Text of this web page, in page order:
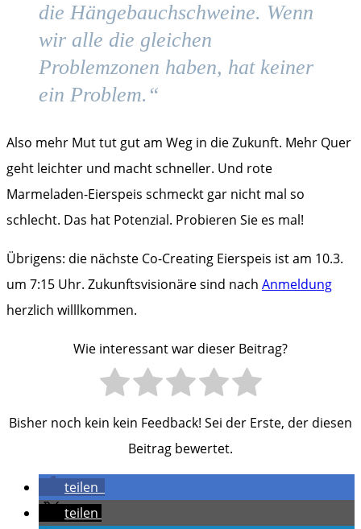
die Hängebauchschweine. Wenn
wir alle die gleichen
Problemzonen haben, hat keiner
ein Problem.“
Also mehr Mut tut gut am Weg in die Zukunft. Mehr Quer
geht leichter und macht schneller. Und rote
Marmeladen-Eierspeis schmeckt gar nicht mal so
schlecht. Das hat Potenzial. Probieren Sie es mal!
Übrigens: die nächste Co-Creating Eierspeis ist am 10.3.
um 7:15 Uhr. Zukunftsvisionäre sind nach Anmeldung
herzlich willlkommen.
Wie interessant war dieser Beitrag?
Bisher noch kein kein Feedback! Sei der Erste, der diesen
Beitrag bewertet.
teilen
teilen